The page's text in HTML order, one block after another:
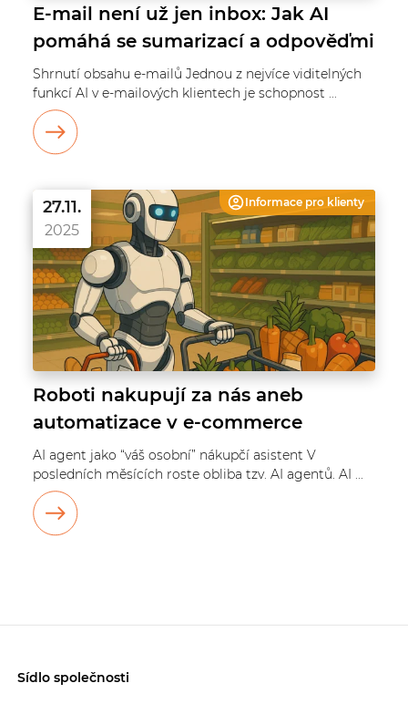
E-mail není už jen inbox: Jak AI
pomáhá se sumarizací a odpověďmi
Shrnutí obsahu e-mailů Jednou z nejvíce viditelných
funkcí AI v e-mailových klientech je schopnost ...
27.11.
2025
Informace pro klienty
Roboti nakupují za nás aneb
automatizace v e-commerce
AI agent jako “váš osobní” nákupčí asistent V
posledních měsících roste obliba tzv. AI agentů. AI ...
Sídlo společnosti